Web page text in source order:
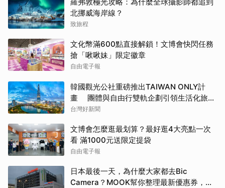
羅弗敦極光攻略：為什麼全球攝影師都追到
北挪威海岸線？
致旅程
文化幣滿600點直接解鎖！文博會快閃任務
搶「啾啾妹」限定徽章
自由電子報
韓國觀光公社重磅推出TAIWAN ONLY計
畫 團體與自由行雙軌企劃引領生活化旅遊
新風潮
台灣好新聞
文博會怎麼逛最划算？最好逛4大亮點一次
看 滿1000元送限定提袋
自由電子報
日本最後一天，為什麼大家都去Bic
Camera？MOOK幫你整理最新優惠券，行